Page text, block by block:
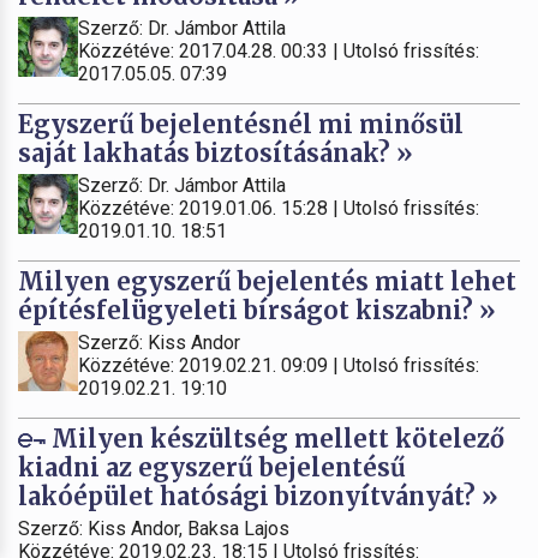
Szerző: Dr. Jámbor Attila
Közzétéve: 2017.04.28. 00:33 | Utolsó frissítés:
2017.05.05. 07:39
Egyszerű bejelentésnél mi minősül
saját lakhatás biztosításának? »
Szerző: Dr. Jámbor Attila
Közzétéve: 2019.01.06. 15:28 | Utolsó frissítés:
2019.01.10. 18:51
Milyen egyszerű bejelentés miatt lehet
építésfelügyeleti bírságot kiszabni? »
Szerző: Kiss Andor
Közzétéve: 2019.02.21. 09:09 | Utolsó frissítés:
2019.02.21. 19:10
Milyen készültség mellett kötelező
kiadni az egyszerű bejelentésű
lakóépület hatósági bizonyítványát? »
Szerző: Kiss Andor, Baksa Lajos
Közzétéve: 2019.02.23. 18:15 | Utolsó frissítés: